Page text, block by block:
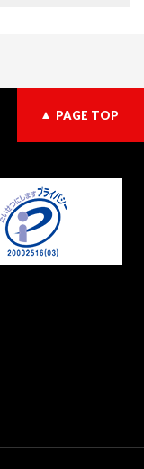
PAGE TOP